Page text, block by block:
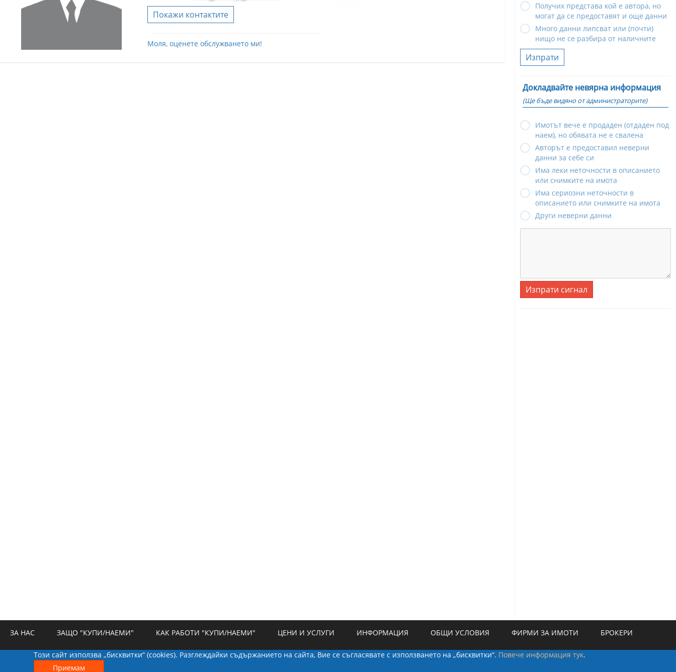
Покажи контактите
Моля, оценете обслужването ми!
Получих представа кой е автора, но
могат да се предоставят и още данни
Много данни липсват или (почти)
нищо не се разбира от наличните
Изпрати
Докладвайте невярна информация
(Ще бъде видяно от администраторите)
Имотът вече е продаден (отдаден под
наем), но обявата не е свалена
Авторът е предоставил неверни
данни за себе си
Има леки неточности в описанието
или снимките на имота
Има сериозни неточности в
описанието или снимките на имота
Други неверни данни
Изпрати сигнал
ЗА НАС ЗАЩО "КУПИ/НАЕМИ" КАК РАБОТИ "КУПИ/НАЕМИ" ЦЕНИ И УСЛУГИ ИНФОРМАЦИЯ ОБЩИ УСЛОВИЯ ФИРМИ ЗА ИМОТИ БРОКЕРИ
РЕКЛАМА БИСКВИТКИ КОНТАКТИ
Този сайт използва „бисквитки“ (cookies). Разглеждайки съдържанието на сайта, Вие се съгласявате с използването на „бисквитки“. Повече информация тук.
Приемам